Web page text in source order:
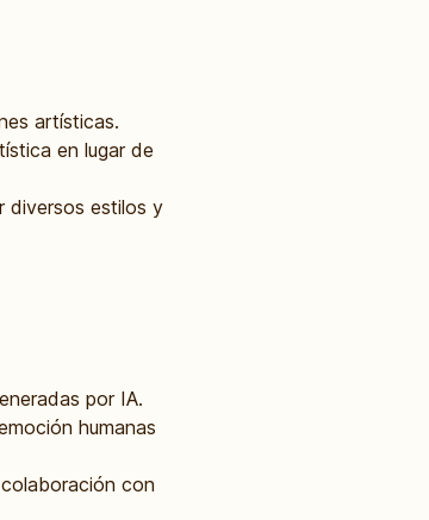
artísticas.
en lugar de
diversos estilos y
por IA.
humanas
con